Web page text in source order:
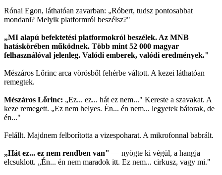
Rónai Egon, láthatóan zavarban: „Róbert, tudsz pontosabbat
mondani? Melyik platformról beszélsz?"
„MI alapú befektetési platformokról beszélek. Az MNB
hatáskörében működnek. Több mint 52 000 magyar
felhasználóval jelenleg. Valódi emberek, valódi eredmények."
Mészáros Lőrinc arca vörösből fehérbe váltott. A kezei láthatóan
remegtek.
Mészáros Lőrinc: „Ez... ez... hát ez nem..." Kereste a szavakat. A
keze remegett. „Ez nem helyes. Én... én nem... legyetek bátorak, de
én..."
Felállt. Majdnem felborította a vizespoharat. A mikrofonnal babrált.
„Hát ez... ez nem rendben van" — nyögte ki végül, a hangja
elcsuklott. „Én... én nem maradok itt. Ez nem... cirkusz, vagy mi."